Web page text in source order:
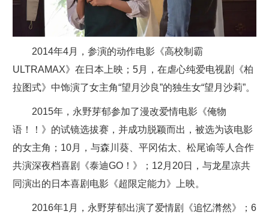
2014年4月，参演的动作电影《高校制霸
ULTRAMAX》在日本上映；5月，在虐心纯爱电视剧《柏
拉图式》中饰演了女主角“望月沙良”的独生女“望月沙莉”。
2015年，永野芽郁参加了漫改爱情电影《俺物
语！！》的试镜选拔赛，并成功脱颖而出，被选为该电影
的女主角；10月，与森川葵、平冈佑太、松尾谕等人合作
共演深夜档喜剧《泰迪GO！》；12月20日，与龙星凉共
同演出的日本喜剧电影《超限定能力》上映。
2016年1月，永野芽郁出演了爱情剧《追忆潸然》；6